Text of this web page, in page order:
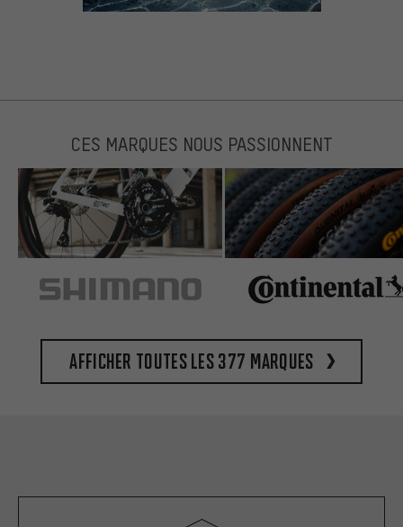
CES MARQUES NOUS PASSIONNENT
Afficher toutes les 377 marques